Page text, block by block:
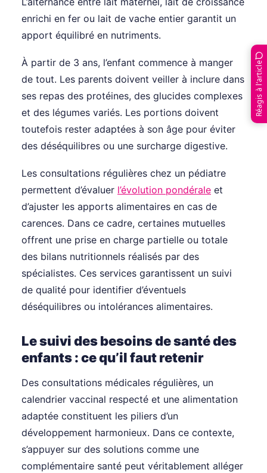
enrichi en fer ou lait de vache entier garantit un
apport équilibré en nutriments.
À partir de 3 ans, l’enfant commence à manger
de tout. Les parents doivent veiller à inclure dans
ses repas des protéines, des glucides complexes
et des légumes variés. Les portions doivent
toutefois rester adaptées à son âge pour éviter
des déséquilibres ou une surcharge digestive.
Les consultations régulières chez un pédiatre
permettent d’évaluer l’évolution pondérale et
d’ajuster les apports alimentaires en cas de
carences. Dans ce cadre, certaines mutuelles
offrent une prise en charge partielle ou totale
des bilans nutritionnels réalisés par des
spécialistes. Ces services garantissent un suivi
de qualité pour identifier d’éventuels
déséquilibres ou intolérances alimentaires.
Le suivi des besoins de santé des
enfants : ce qu’il faut retenir
Des consultations médicales régulières, un
calendrier vaccinal respecté et une alimentation
adaptée constituent les piliers d’un
développement harmonieux. Dans ce contexte,
s’appuyer sur des solutions comme une
complémentaire santé peut véritablement alléger
Réagis à l’article